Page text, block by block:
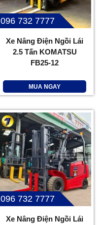
096 732 7777
Xe Nâng Điện Ngồi Lái
2.5 Tấn KOMATSU
FB25-12
MUA NGAY
096 732 7777
Xe Nâng Điện Ngồi Lái